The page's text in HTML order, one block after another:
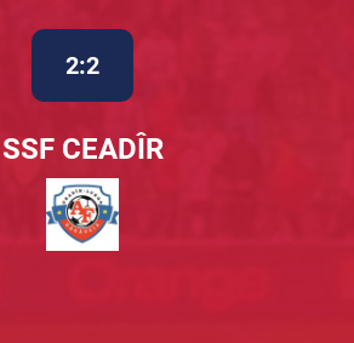
2:2
SSF CEADÎR